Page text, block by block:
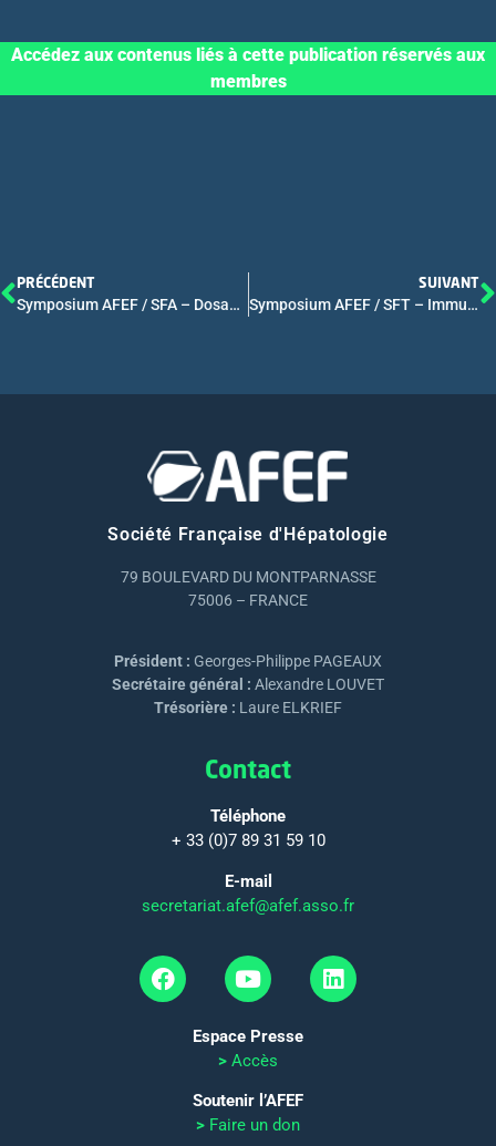
Accédez aux contenus liés à cette publication réservés aux
membres
PRÉCÉDENT
Symposium AFEF / SFA – Dosage des biomarqueurs de l’alcool : le point de vue de l’expert en toxicologie
SUIVANT
Symposium AFEF / SFT – Immunothérapie après TH tous cancers : Quels risques ?
Société Française d'Hépatologie
79 BOULEVARD DU MONTPARNASSE
75006 – FRANCE
Président : Georges-Philippe PAGEAUX
Secrétaire général : Alexandre LOUVET
Trésorière : Laure ELKRIEF
Contact
Téléphone
+ 33 (0)7 89 31 59 10
E-mail
secretariat.afef@afef.asso.fr
Espace Presse
> Accès
Soutenir l’AFEF
> Faire un don